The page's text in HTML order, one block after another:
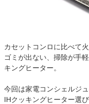
カセットコンロに比べて
ゴミが出ない、掃除が手
キングヒーター。
今回は家電コンシェルジ
IHクッキングヒーター選